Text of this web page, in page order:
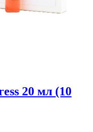
20 мл (10